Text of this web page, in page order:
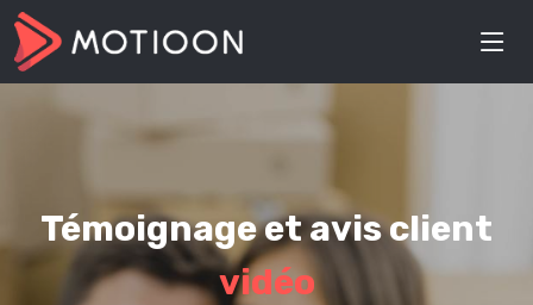
Témoignage et avis client
vidéo